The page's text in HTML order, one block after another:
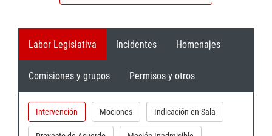
Labor Legislativa Incidentes Homenajes
Comisiones y grupos Permisos y otros
Intervención Mociones Indicación en Sala